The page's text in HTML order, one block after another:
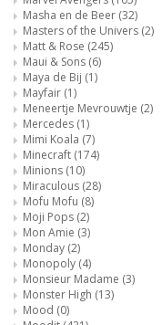
Masha en de Beer (32)
Masters of the Univers (2)
Matt & Rose (245)
Maui & Sons (6)
Maya de Bij (1)
Mayfair (1)
Meneertje Mevrouwtje (2)
Mercedes (1)
Mimi Koala (7)
Minecraft (174)
Minions (10)
Miraculous (28)
Mofu Mofu (8)
Moji Pops (2)
Mon Amie (3)
Monday (2)
Monopoly (4)
Monsieur Madame (3)
Monster High (13)
Mood (0)